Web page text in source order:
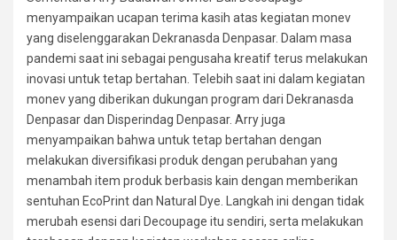
menyampaikan ucapan terima kasih atas kegiatan monev
yang diselenggarakan Dekranasda Denpasar. Dalam masa
pandemi saat ini sebagai pengusaha kreatif terus melakukan
inovasi untuk tetap bertahan. Telebih saat ini dalam kegiatan
monev yang diberikan dukungan program dari Dekranasda
Denpasar dan Disperindag Denpasar. Arry juga
menyampaikan bahwa untuk tetap bertahan dengan
melakukan diversifikasi produk dengan perubahan yang
menambah item produk berbasis kain dengan memberikan
sentuhan EcoPrint dan Natural Dye. Langkah ini dengan tidak
merubah esensi dari Decoupage itu sendiri, serta melakukan